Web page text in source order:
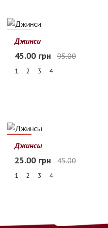
53%
Джинси
45.00 грн 95.00
1 2 3 4
44%
Джинсы
25.00 грн 45.00
1 2 3 4